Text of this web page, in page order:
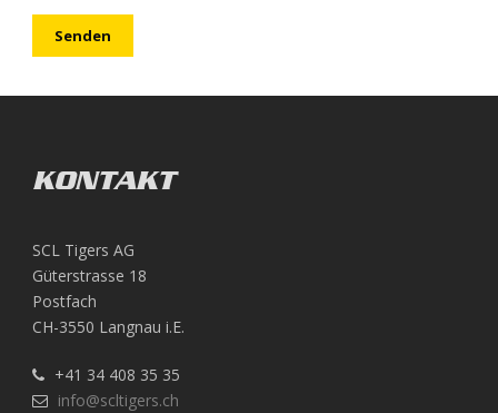
KONTAKT
SCL Tigers AG
Güterstrasse 18
Postfach
CH-3550 Langnau i.E.
+41 34 408 35 35
info@scltigers.ch